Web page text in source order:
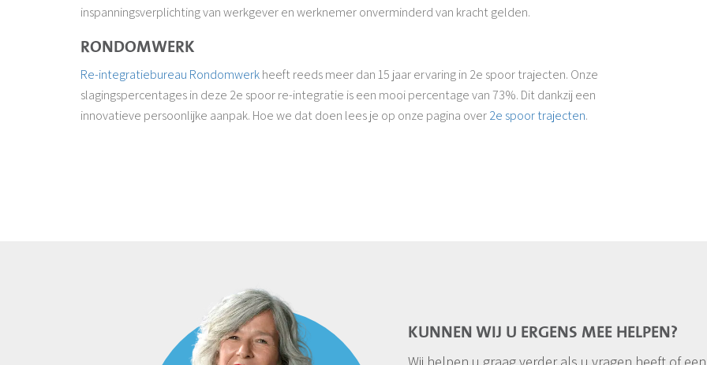
inspanningsverplichting van werkgever en werknemer onverminderd van kracht gelden.
RONDOMWERK
Re-integratiebureau Rondomwerkheeft reeds meer dan 15 jaar ervaring in 2e spoor trajecten. Onze
slagingspercentages in deze 2e spoor re-integratie is een mooi percentage van 73%. Dit dankzij een
innovatieve persoonlijke aanpak. Hoe we dat doen lees je op onze pagina over2e spoor trajecten.
KUNNEN WIJ U ERGENS MEE HELPEN?